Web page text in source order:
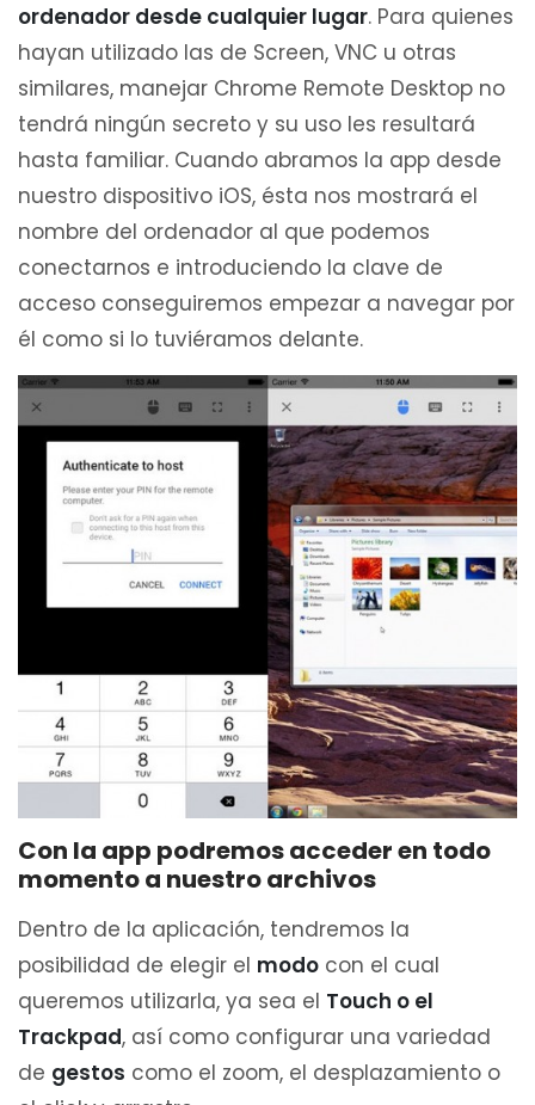
ordenador desde cualquier lugar. Para quienes
hayan utilizado las de Screen, VNC u otras
similares, manejar Chrome Remote Desktop no
tendrá ningún secreto y su uso les resultará
hasta familiar. Cuando abramos la app desde
nuestro dispositivo iOS, ésta nos mostrará el
nombre del ordenador al que podemos
conectarnos e introduciendo la clave de
acceso conseguiremos empezar a navegar por
él como si lo tuviéramos delante.
Con la app podremos acceder en todo
momento a nuestro archivos
Dentro de la aplicación, tendremos la
posibilidad de elegir el modo con el cual
queremos utilizarla, ya sea el Touch o el
Trackpad, así como configurar una variedad
de gestos como el zoom, el desplazamiento o